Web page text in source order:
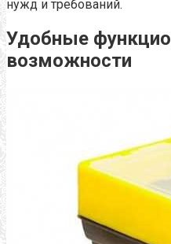
нужд и требований.
Удобные
возможности